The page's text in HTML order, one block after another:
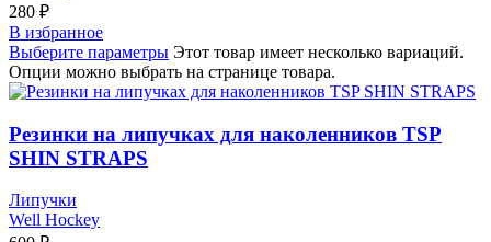
280 ₽
В избранное
Выберите параметры Этот товар имеет несколько вариаций.
Опции можно выбрать на странице товара.
Резинки на липучках для наколенников TSP
SHIN STRAPS
Липучки
Well Hockey